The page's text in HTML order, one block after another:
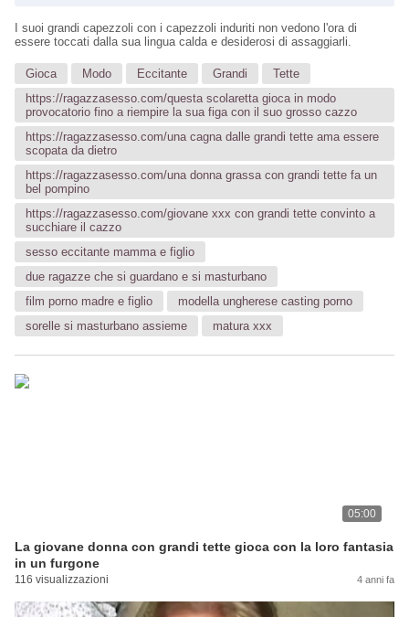
I suoi grandi capezzoli con i capezzoli induriti non vedono l'ora di
essere toccati dalla sua lingua calda e desiderosi di assaggiarli.
Gioca Modo Eccitante Grandi
Tette
https://ragazzasesso.com/questa scolaretta gioca in modo
provocatorio fino a riempire la sua figa con il suo grosso cazzo
https://ragazzasesso.com/una cagna dalle grandi tette ama essere
scopata da dietro
https://ragazzasesso.com/una donna grassa con grandi tette fa un
bel pompino
https://ragazzasesso.com/giovane xxx con grandi tette convinto a
succhiare il cazzo
sesso eccitante mamma e figlio
due ragazze che si guardano e si masturbano
film porno madre e figlio
modella ungherese casting porno
sorelle si masturbano assieme
matura xxx
05:00
La giovane donna con grandi tette gioca con la loro fantasia
in un furgone
116 visualizzazioni 4 anni fa